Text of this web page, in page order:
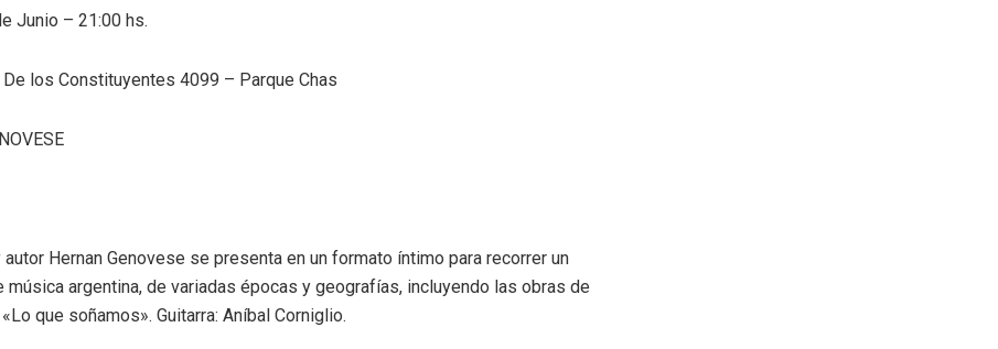
Junio – 21:00 hs.
De los Constituyentes 4099 – Parque Chas
autor Hernan Genovese se presenta en un formato íntimo para recorrer un
música argentina, de variadas épocas y geografías, incluyendo las obras de
que soñamos». Guitarra: Aníbal Corniglio.